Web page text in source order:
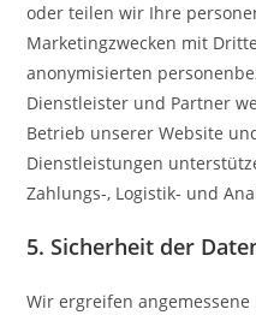
oder teilen wir Ihre
Marketingzwecken mit
anonymisierten
Dienstleister und Partner
Betrieb unserer Website
Dienstleistungen
Zahlungs-, Logistik- und
5. Sicherheit der
Wir ergreifen